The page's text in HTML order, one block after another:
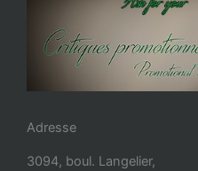
Adresse
3094, boul. Langelier,